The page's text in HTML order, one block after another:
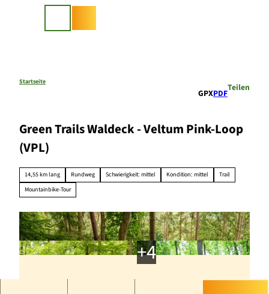
Startseite
GPXPDF
Teilen
Green Trails Waldeck - Veltum Pink-Loop
(VPL)
14,55 km lang Rundweg Schwierigkeit: mittel Kondition: mittel
Trail
Mountainbike-Tour